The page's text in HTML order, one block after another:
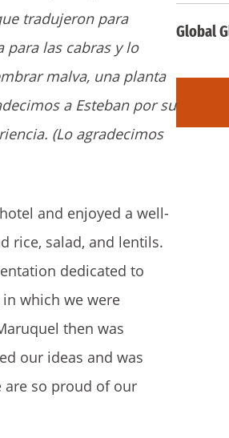
tradujeron para
para las cabras y lo
malva, una planta
a Esteban por su
(Lo agradecimos
and enjoyed a well-
rice, salad, and lentils.
dedicated to
which we were
then was
our ideas and was
are so proud of our
Global